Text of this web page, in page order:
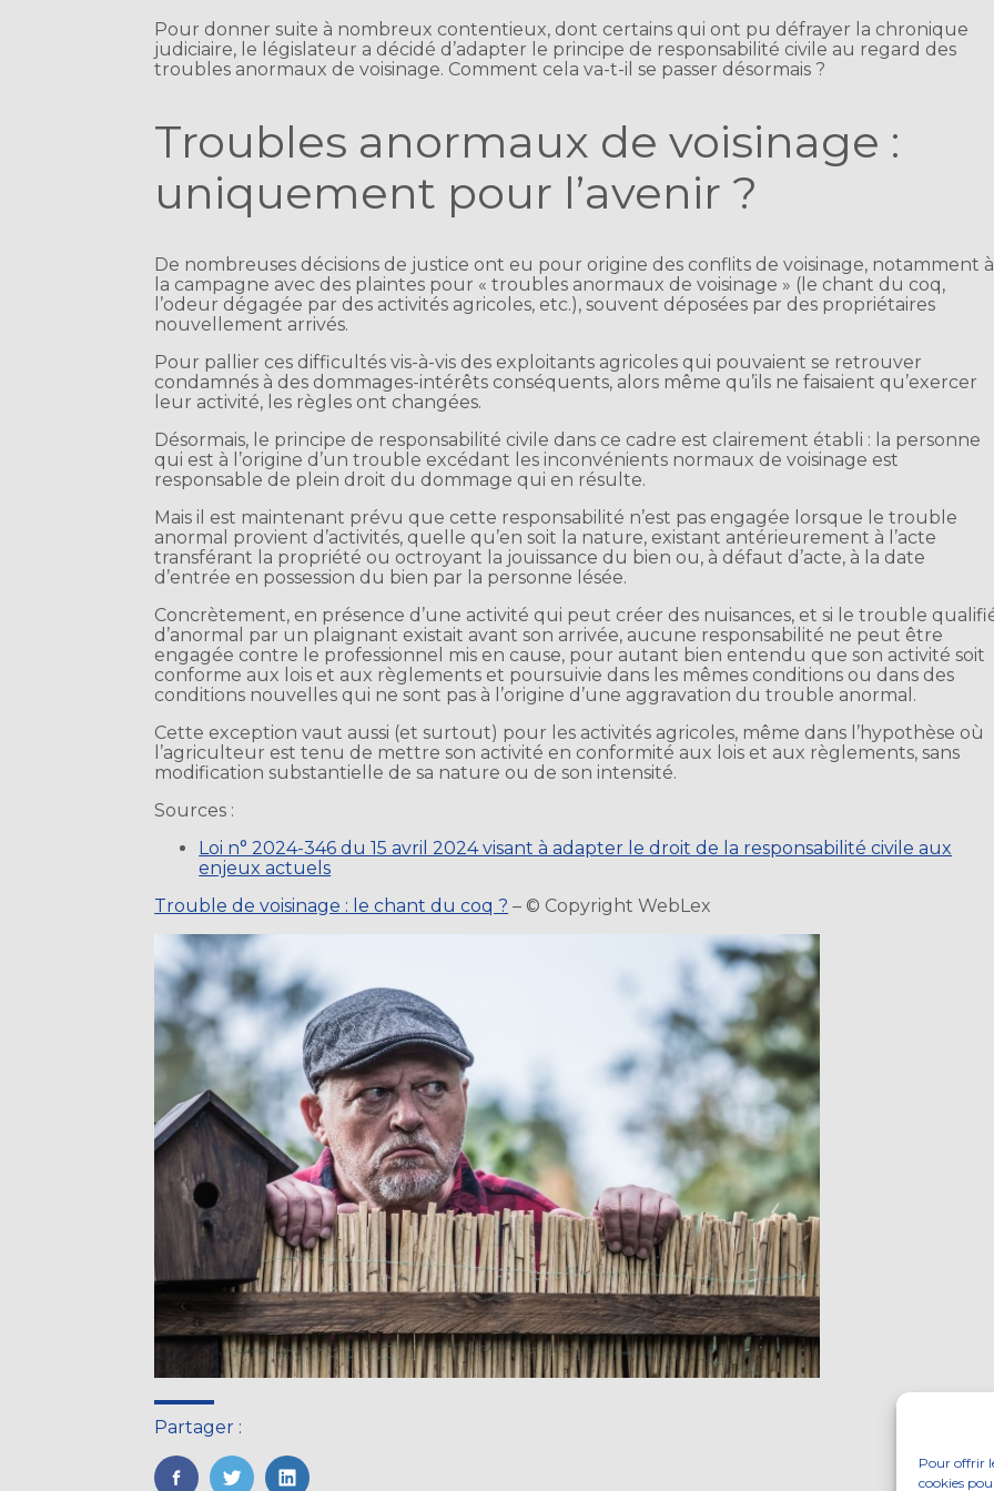
Pour offrir
cookies
Pour donner suite à nombreux contentieux, dont certains qui ont pu défrayer la chronique
judiciaire, le législateur a décidé d’adapter le principe de responsabilité civile au regard des
troubles anormaux de voisinage. Comment cela va-t-il se passer désormais ?
Troubles anormaux de voisinage :
uniquement pour l’avenir ?
De nombreuses décisions de justice ont eu pour origine des conflits de voisinage, notamment à
la campagne avec des plaintes pour « troubles anormaux de voisinage » (le chant du coq,
l’odeur dégagée par des activités agricoles, etc.), souvent déposées par des propriétaires
nouvellement arrivés.
Pour pallier ces difficultés vis-à-vis des exploitants agricoles qui pouvaient se retrouver
condamnés à des dommages-intérêts conséquents, alors même qu’ils ne faisaient qu’exercer
leur activité, les règles ont changées.
Désormais, le principe de responsabilité civile dans ce cadre est clairement établi : la personne
qui est à l’origine d’un trouble excédant les inconvénients normaux de voisinage est
responsable de plein droit du dommage qui en résulte.
Mais il est maintenant prévu que cette responsabilité n’est pas engagée lorsque le trouble
anormal provient d’activités, quelle qu’en soit la nature, existant antérieurement à l’acte
transférant la propriété ou octroyant la jouissance du bien ou, à défaut d’acte, à la date
d’entrée en possession du bien par la personne lésée.
Concrètement, en présence d’une activité qui peut créer des nuisances, et si le trouble
d’anormal par un plaignant existait avant son arrivée, aucune responsabilité ne peut être
engagée contre le professionnel mis en cause, pour autant bien entendu que son activité soit
conforme aux lois et aux règlements et poursuivie dans les mêmes conditions ou dans des
conditions nouvelles qui ne sont pas à l’origine d’une aggravation du trouble anormal.
Cette exception vaut aussi (et surtout) pour les activités agricoles, même dans l’hypothèse où
l’agriculteur est tenu de mettre son activité en conformité aux lois et aux règlements, sans
modification substantielle de sa nature ou de son intensité.
Sources :
Loi n° 2024-346 du 15 avril 2024 visant à adapter le droit de la responsabilité civile aux
enjeux actuels
Trouble de voisinage : le chant du coq ? – © Copyright WebLex
Partager :